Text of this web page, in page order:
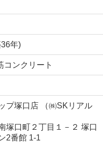
年)
コンクリート
プ塚口店 （㈱SKリアル
塚口町２丁目１－２ 塚口
2番館 1-1